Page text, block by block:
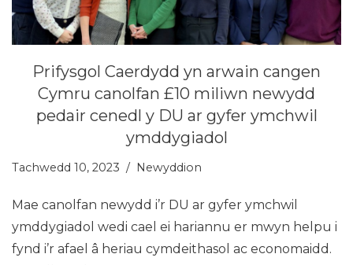
Prifysgol Caerdydd yn arwain cangen
Cymru canolfan £10 miliwn newydd
pedair cenedl y DU ar gyfer ymchwil
ymddygiadol
Tachwedd 10, 2023 Newyddion
Mae canolfan newydd i’r DU ar gyfer ymchwil
ymddygiadol wedi cael ei hariannu er mwyn helpu i
fynd i’r afael â heriau cymdeithasol ac economaidd.